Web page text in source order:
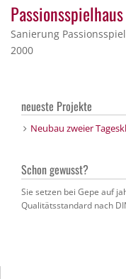
Sanierung
2000
neueste Projekte
Neubau zweier
Schon gewusst?
Sie setzen bei Gepe auf
Qualitätsstandard nach